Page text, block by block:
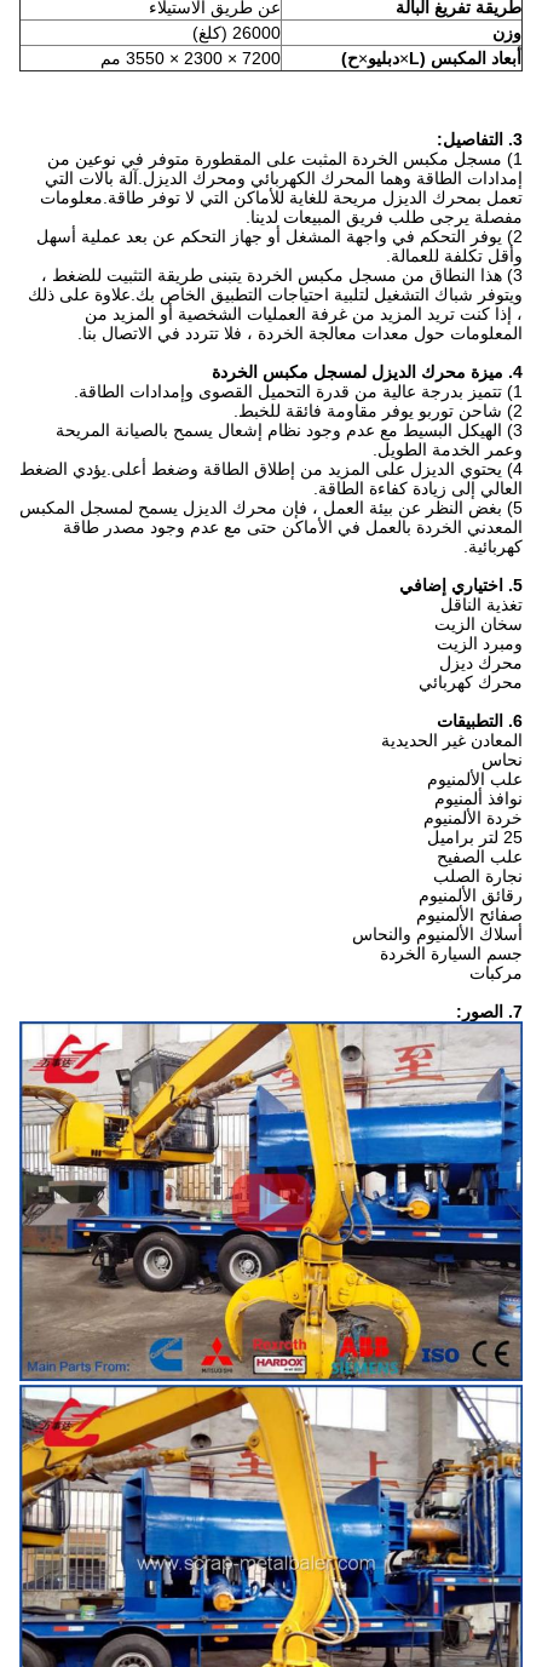
طريقة تفريغ البالة
عن طريق الاستيلاء
وزن
26000 (كلغ)
أبعاد المكبس (L
×دبليو×ح) 7200 × 2300 × 3550 مم
3. التفاصيل:
1) مسجل مكبس الخردة المثبت على المقطورة متوفر في نوعين من
إمدادات الطاقة وهما المحرك الكهربائي ومحرك الديزل.آلة بالات التي
تعمل بمحرك الديزل مريحة للغاية للأماكن التي لا توفر طاقة.معلومات
مفصلة يرجى طلب فريق المبيعات لدينا.
2) يوفر التحكم في واجهة المشغل أو جهاز التحكم عن بعد عملية أسهل
وأقل تكلفة للعمالة.
3) هذا النطاق من مسجل مكبس الخردة يتبنى طريقة التثبيت للضغط ،
ويتوفر شباك التشغيل لتلبية احتياجات التطبيق الخاص بك.علاوة على ذلك
، إذا كنت تريد المزيد من غرفة العمليات الشخصية أو المزيد من
المعلومات حول معدات معالجة الخردة ، فلا تتردد في الاتصال بنا.
4. ميزة محرك الديزل لمسجل مكبس الخردة
3) الهيكل البسيط مع عدم وجود نظام إشعال يسمح بالصيانة المريحة
وعمر الخدمة الطويل.
4) يحتوي الديزل على المزيد من إطلاق الطاقة وضغط أعلى.يؤدي الضغط
العالي إلى زيادة كفاءة الطاقة.
5) بغض النظر عن بيئة العمل ، فإن محرك الديزل يسمح لمسجل المكبس
المعدني الخردة بالعمل في الأماكن حتى مع عدم وجود مصدر طاقة
كهربائية.
5. اختياري إضافي
تغذية الناقل
سخان الزيت
ومبرد الزيت
محرك ديزل
محرك كهربائي
6. التطبيقات
المعادن غير الحديدية
نحاس
علب الألمنيوم
نوافذ ألمنيوم
خردة الألمنيوم
25 لتر براميل
علب الصفيح
نجارة الصلب
رقائق الألمنيوم
صفائح الألمنيوم
أسلاك الألمنيوم والنحاس
جسم السيارة الخردة
مركبات
7. الصور: